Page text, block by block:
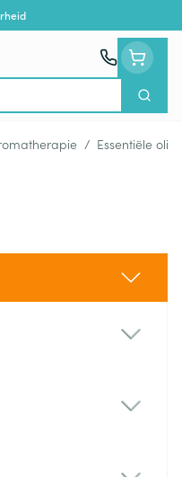
Zoek
/ Essentiële oliën